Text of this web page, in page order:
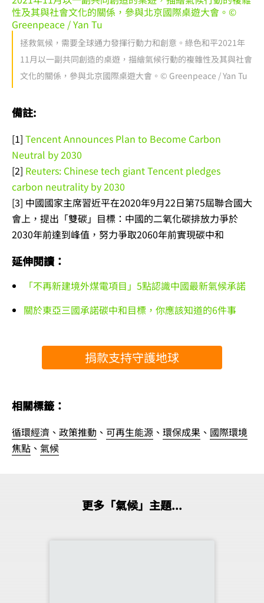
拯救氣候，需要全球通力發揮行動力和創意。綠色和平2021年
11月以一副共同創造的桌遊，描繪氣候行動的複雜性及其與社會
文化的關係，參與北京國際桌遊大會。© Greenpeace / Yan Tu
備註:
[1] Tencent Announces Plan to Become Carbon
Neutral by 2030
[2] Reuters: Chinese tech giant Tencent pledges
carbon neutrality by 2030
[3] 中國國家主席習近平在2020年9月22日第75屆聯合國大
會上，提出「雙碳」目標：中國的二氧化碳排放力爭於
2030年前達到峰值，努力爭取2060年前實現碳中和
延伸閱讀：
「不再新建境外煤電項目」5點認識中國最新氣候承諾
關於東亞三國承諾碳中和目標，你應該知道的6件事
捐款支持守護地球
相關標籤：
循環經濟 、 政策推動 、 可再生能源 、 環保成果 、 國際環境
焦點 、 氣候
更多「氣候」主題...